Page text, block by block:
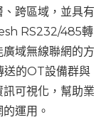
跨區域，並具有
RS232/485轉
域無線聯網的方
送的OT設備群與
可視化，幫助業
運用。